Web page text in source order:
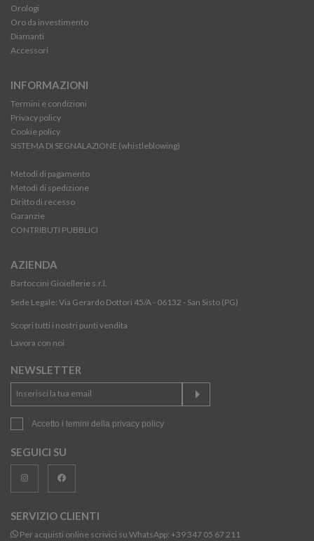
Orologi
Oro da investimento
Diamanti
Accessori
INFORMAZIONI
Termini e condizioni
Privacy policy
Cookie policy
SISTEMA DI SEGNALAZIONE (whistleblowing)
Metodi di pagamento
Metodi di spedizione
Diritto di recesso
Garanzie
CONTRIBUTI PUBBLICI
AZIENDA
Bartoccini Gioiellerie s.r.l.
Sede Legale: Via Gerardo Dottori 45/A - 06132 - San Sisto (PG)
Scopri tutti i nostri punti vendita
Lavora con noi
NEWSLETTER
Accetto i temini della privacy policy
SEGUICI SU
SERVIZIO CLIENTI
Per acquisti online scrivici su WhatsApp: +39 347 05 67 211